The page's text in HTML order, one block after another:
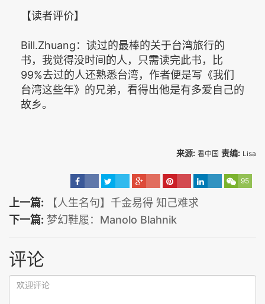
【读者评价】
Bill.Zhuang：读过的最棒的关于台湾旅行的
书，我觉得没时间的人，只需读完此书，比
99%去过的人还熟悉台湾，作者便是写《我们
台湾这些年》的兄弟，看得出他是有多爱自己的
故乡。
来源: 看中国 责编: Lisa
95
上一篇:
【人生名句】千金易得 知己难求
下一篇: 梦幻鞋履：Manolo Blahnik
评论